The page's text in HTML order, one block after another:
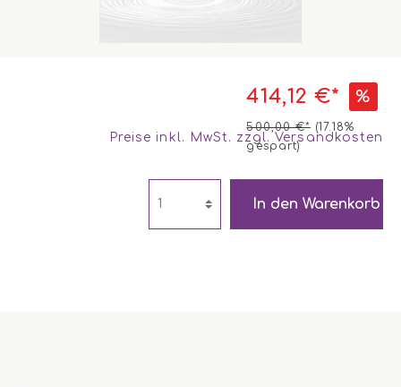
414,12 €* %
500,00 €* (17.18%
gespart)
Preise inkl. MwSt. zzgl. Versandkosten
In den Warenkorb